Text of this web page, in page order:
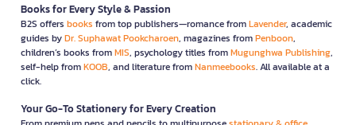
Books for Every Style & Passion
B2S offers books from top publishers—romance fromLavender, academic
guides byDr. Suphawat Pookcharoen, magazines fromPenboon,
children’s books fromMIS, psychology titles fromMugunghwa Publishing,
self-help fromKOOB, and literature fromNanmeebooks. All available at a
click.
Your Go-To Stationery for Every Creation